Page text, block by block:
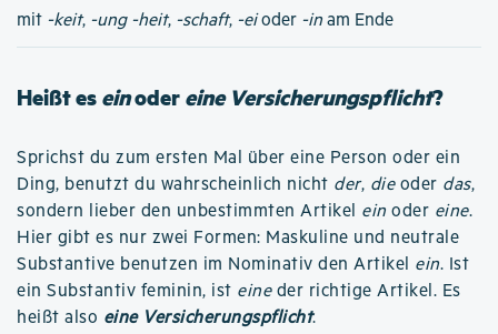
mit -keit, -ung -heit, -schaft, -eioder -in am Ende
Heißt eseinodereine Versicherungspflicht?
Sprichst du zum ersten Mal über eine Person oder ein
Ding, benutzt du wahrscheinlich nicht der, dieoder das,
sondern lieber den unbestimmten Artikel ein oder eine.
Hier gibt es nur zwei Formen: Maskuline und neutrale
Substantive benutzen im Nominativ den Artikel ein. Ist
ein Substantiv feminin, ist eineder richtige Artikel. Es
heißt also eine Versicherungspflicht.